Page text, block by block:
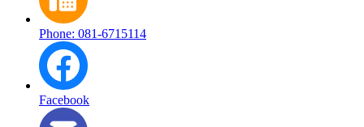
Phone: 081-6715114
Facebook